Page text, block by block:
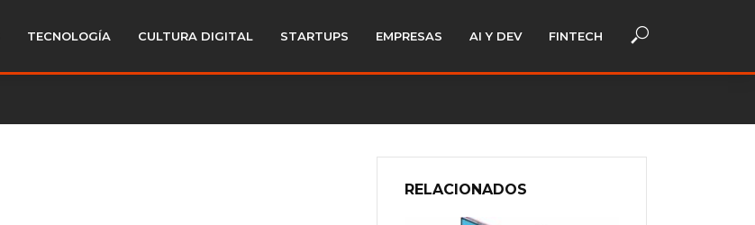
TECNOLOGÍA CULTURA DIGITAL STARTUPS EMPRESAS AI Y DEV FINTECH
RELACIONADOS